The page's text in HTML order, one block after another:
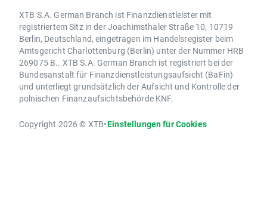
XTB S.A. German Branch ist Finanzdienstleister mit
registriertem Sitz in der Joachimsthaler Straße 10, 10719
Berlin, Deutschland, eingetragen im Handelsregister beim
Amtsgericht Charlottenburg (Berlin) unter der Nummer HRB
269075 B.. XTB S.A. German Branch ist registriert bei der
Bundesanstalt für Finanzdienstleistungsaufsicht (BaFin)
und unterliegt grundsätzlich der Aufsicht und Kontrolle der
polnischen Finanzaufsichtsbehörde KNF.
Copyright 2026 © XTB•Einstellungen für Cookies